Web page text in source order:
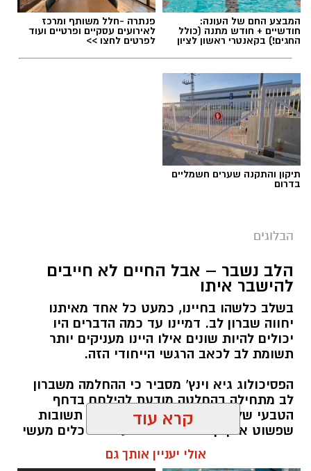
המבצע החם של העונה:
חודשיים + חודש מתנה (כולל
החגים!) בקאנטרי ראשון לציון
פנתרה -חלל משותף ומרכז
לאירועים עסקיים ופרטיים ועוד
לפרטים לחצו >>
תיקון והתקנה שערים חשמליים
בדרום
הבלוגים
הלב נשבר – אבל החיים לא חייבים
להישבר איתו
בשלב כלשהו בחיינו, כמעט כל אחד מאיתנו
יחווה שברון לב. דמיינו עד כמה הדברים היו
יכולים להיות שונים אילו היינו מעניקים יותר
תשומת לב לכאב הרגשי הייחודי הזה.
הפסיכולוג גיא וינץ' מסביר כי ההחלמה משברון
לב מתחילה בהחלטה מודעת להילחם בדחף
הטבעי שלנו לייפות את העבר ולחפש תשובות
שפשוט אינן קיימות. הוא מציע ארגז כלים מעשי
שיעזור לנו, בהדרגה, להשתחרר מהכאב ולהמשיך
קרא עוד
אולי יעניין אותך גם